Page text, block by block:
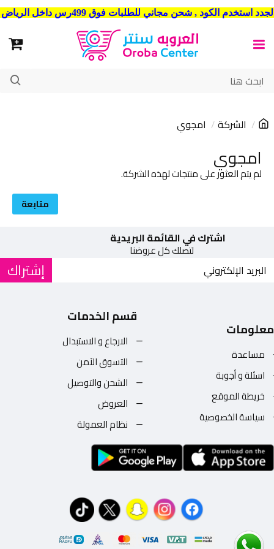
شحن مجاني للطلبات فوق 499رس داخل الرياض . وشحن الي جميع مدن المملكة العربية السعودية
الشركة امجوي
امجوي
لم يتم العثور على منتجات لهذه الشركة.
متابعة
اشترك في القائمة البريدية
لتصلك كل عروضنا
إشتراك
معلومات
مساعدة
اسئلة و أجوبة
خريطة الموقع
سياسة الخصوصية
قسم الخدمات
الارجاع و الاستبدال
التسوق الآمن
الشحن والتوصيل
العروض
نظام العمولة